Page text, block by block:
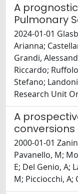
A
Pulmonary
2024-01-01
Arianna;
Grandi,
Riccardo;
Stefano;
Research Unit
A
2000-01-01
Pavanello, M;
E; Del Genio, A;
M; Picciocchi, A;